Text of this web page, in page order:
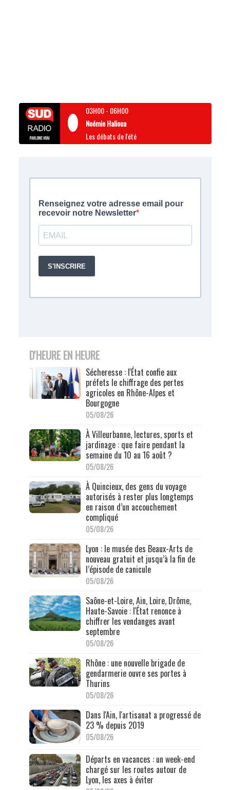
03H00- 06H00
Noémie Halioua
Les débats de l'été
D'HEURE EN HEURE
Sécheresse : l'État confie aux
préfets le chiffrage des pertes
agricoles en Rhône-Alpes et
Bourgogne
05/08/26
À Villeurbanne, lectures, sports et
jardinage : que faire pendant la
semaine du 10 au 16 août ?
05/08/26
À Quincieux, des gens du voyage
autorisés à rester plus longtemps
en raison d’un accouchement
compliqué
05/08/26
Lyon : le musée des Beaux-Arts de
nouveau gratuit et jusqu’à la fin de
l’épisode de canicule
05/08/26
Saône-et-Loire, Ain, Loire, Drôme,
Haute-Savoie : l'État renonce à
chiffrer les vendanges avant
septembre
05/08/26
Rhône : une nouvelle brigade de
gendarmerie ouvre ses portes à
Thurins
05/08/26
Dans l'Ain, l'artisanat a progressé de
23 % depuis 2019
05/08/26
Départs en vacances : un week-end
chargé sur les routes autour de
Lyon, les axes à éviter